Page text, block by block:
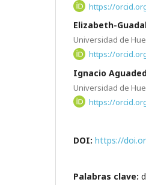
https://
Elizabeth-
Universidad de
https://
Ignacio
Universidad de
https://
DOI: https://
Palabras clave: